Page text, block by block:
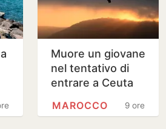
Muore un giovane
nel tentativo di
entrare a Ceuta
9 ore
MAROCCO